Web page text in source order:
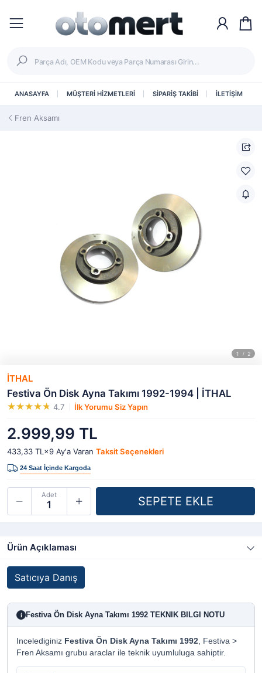
ANASAYFA MÜŞTERİ HİZMETLERİ SİPARİŞ TAKİBİ İLETİŞİM
Fren Aksamı
İTHAL
Festiva Ön Disk Ayna Takımı 1992-1994 | İTHAL
4.7 İlk Yorumu Siz Yapın
2.999,99 TL
433,33 TL×9 Ay'a Varan Taksit Seçenekleri
Adet
Ürün Açıklaması
Satıcıya Danış
i Festiva Ön Disk Ayna Takımı 1992 TEKNIK BILGI NOTU
Incelediginiz Festiva Ön Disk Ayna Takımı 1992, Festiva >
Fren Aksamı grubu araclar ile teknik uyumluluga sahiptir.